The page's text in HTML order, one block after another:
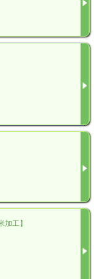
工】